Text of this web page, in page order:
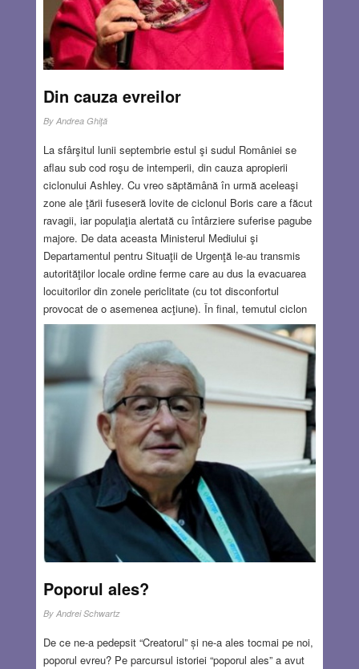
Din cauza evreilor
By Andrea Ghiţă
La sfârşitul lunii septembrie estul şi sudul României se
aflau sub cod roşu de intemperii, din cauza apropierii
ciclonului Ashley. Cu vreo săptămână în urmă aceleaşi
zone ale ţării fuseseră lovite de ciclonul Boris care a făcut
ravagii, iar populaţia alertată cu întârziere suferise pagube
majore. De data aceasta Ministerul Mediului şi
Departamentul pentru Situaţii de Urgenţă le-au transmis
autorităţilor locale ordine ferme care au dus la evacuarea
locuitorilor din zonele periclitate (cu tot disconfortul
provocat de o asemenea acţiune). În final, temutul ciclon
Ashley s-a „fâsâit” într-o ploaie torenţială. A doua zi, 1
octombrie, emisiunea România în Direct, de la postul de
radio Europa fm dezbătea utilitatea măsurilor luate de
autorităţile locale. Părerile ascultătorilor erau împărţite. La
un moment dat, unul dintre aceştia a afirmat că ciclonul
Ashley a fost o alertă falsă, menită să distragă atenţia
populaţiei. „De la ce?” – a întrebat moderatorul, iar
ascultătorul a explicat cu multă convingere că în aceeaşi
perioadă mii de evrei au aterizat la aeroporturile de la Iaşi
şi Bacău şi apoi s-au risipit prin ţară.
Read more…
OCT 17, 2024 37 COMMENTS
Poporul ales?
By Andrei Schwartz
De ce ne-a pedepsit “Creatorul” și ne-a ales tocmai pe noi,
poporul evreu? Pe parcursul istoriei “poporul ales” a avut